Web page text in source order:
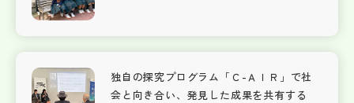
独自の探究プログラム「Ｃ-ＡＩＲ」で社
会と向き合い、発見した成果を共有する